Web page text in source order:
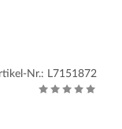
Nr.: L7151872